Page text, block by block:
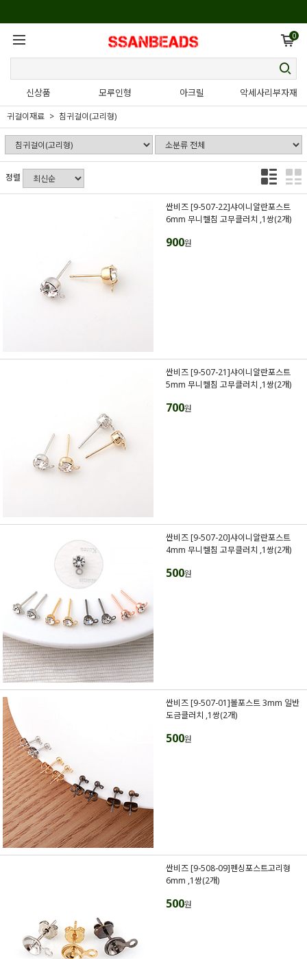
0
신상품 모루인형 아크릴 악세사리부자재
귀걸이재료 침귀걸이(고리형)
정렬
싼비즈 [9-507-22]샤이니알란포스트
6mm 무니켈침 고무클러치 ,1쌍(2개)
900원
싼비즈 [9-507-21]샤이니알란포스트
5mm 무니켈침 고무클러치 ,1쌍(2개)
700원
싼비즈 [9-507-20]샤이니알란포스트
4mm 무니켈침 고무클러치 ,1쌍(2개)
500원
싼비즈 [9-507-01]볼포스트 3mm 일반
도금클러치 ,1쌍(2개)
500원
싼비즈 [9-508-09]펜싱포스트고리형
6mm ,1쌍(2개)
500원